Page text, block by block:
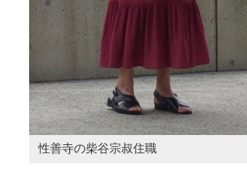
性善寺の柴谷宗叔住職